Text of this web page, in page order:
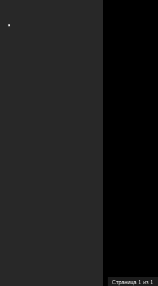
Страница 1 из 1